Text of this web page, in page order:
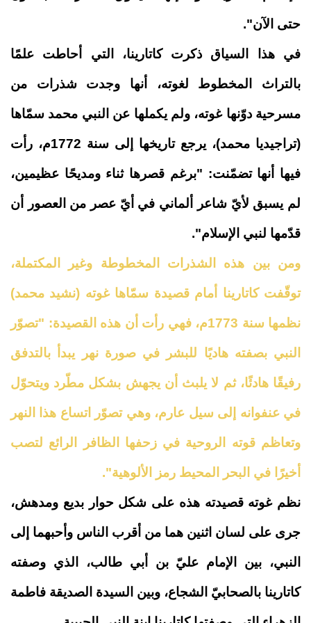
حتى الآن".
في هذا السياق ذكرت كاتارينا، التي أحاطت علمًا
بالتراث المخطوط لغوته، أنها وجدت شذرات من
مسرحية دوّنها غوته، ولم يكملها عن النبي محمد سمّاها
(تراجيديا محمد)، يرجع تاريخها إلى سنة 1772م، رأت
فيها أنها تضمّنت: "برغم قصرها ثناء ومديحًا عظيمين،
لم يسبق لأيّ شاعر ألماني في أيّ عصر من العصور أن
قدّمها لنبي الإسلام".
ومن بين هذه الشذرات المخطوطة وغير المكتملة،
توقّفت كاتارينا أمام قصيدة سمّاها غوته (نشيد محمد)
نظمها سنة 1773م، فهي رأت أن هذه القصيدة: "تصوّر
النبي بصفته هاديًا للبشر في صورة نهر يبدأ بالتدفق
رفيقًا هادئًا، ثم لا يلبث أن يجهش بشكل مطّرد ويتحوّل
في عنفوانه إلى سيل عارم، وهي تصوّر اتساع هذا النهر
وتعاظم قوته الروحية في زحفها الظافر الرائع لتصب
أخيرًا في البحر المحيط رمز الألوهية".
نظم غوته قصيدته هذه على شكل حوار بديع ومدهش،
جرى على لسان اثنين هما من أقرب الناس وأحبهما إلى
النبي، بين الإمام عليّ بن أبي طالب، الذي وصفته
كاتارينا بالصحابيّ الشجاع، وبين السيدة الصديقة فاطمة